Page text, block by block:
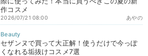
作コスメ
あやの
2026/07/21 08:00
セザンヌで買って大正解！使うだけで今っぽ
くなれる垢抜けコスメ7選